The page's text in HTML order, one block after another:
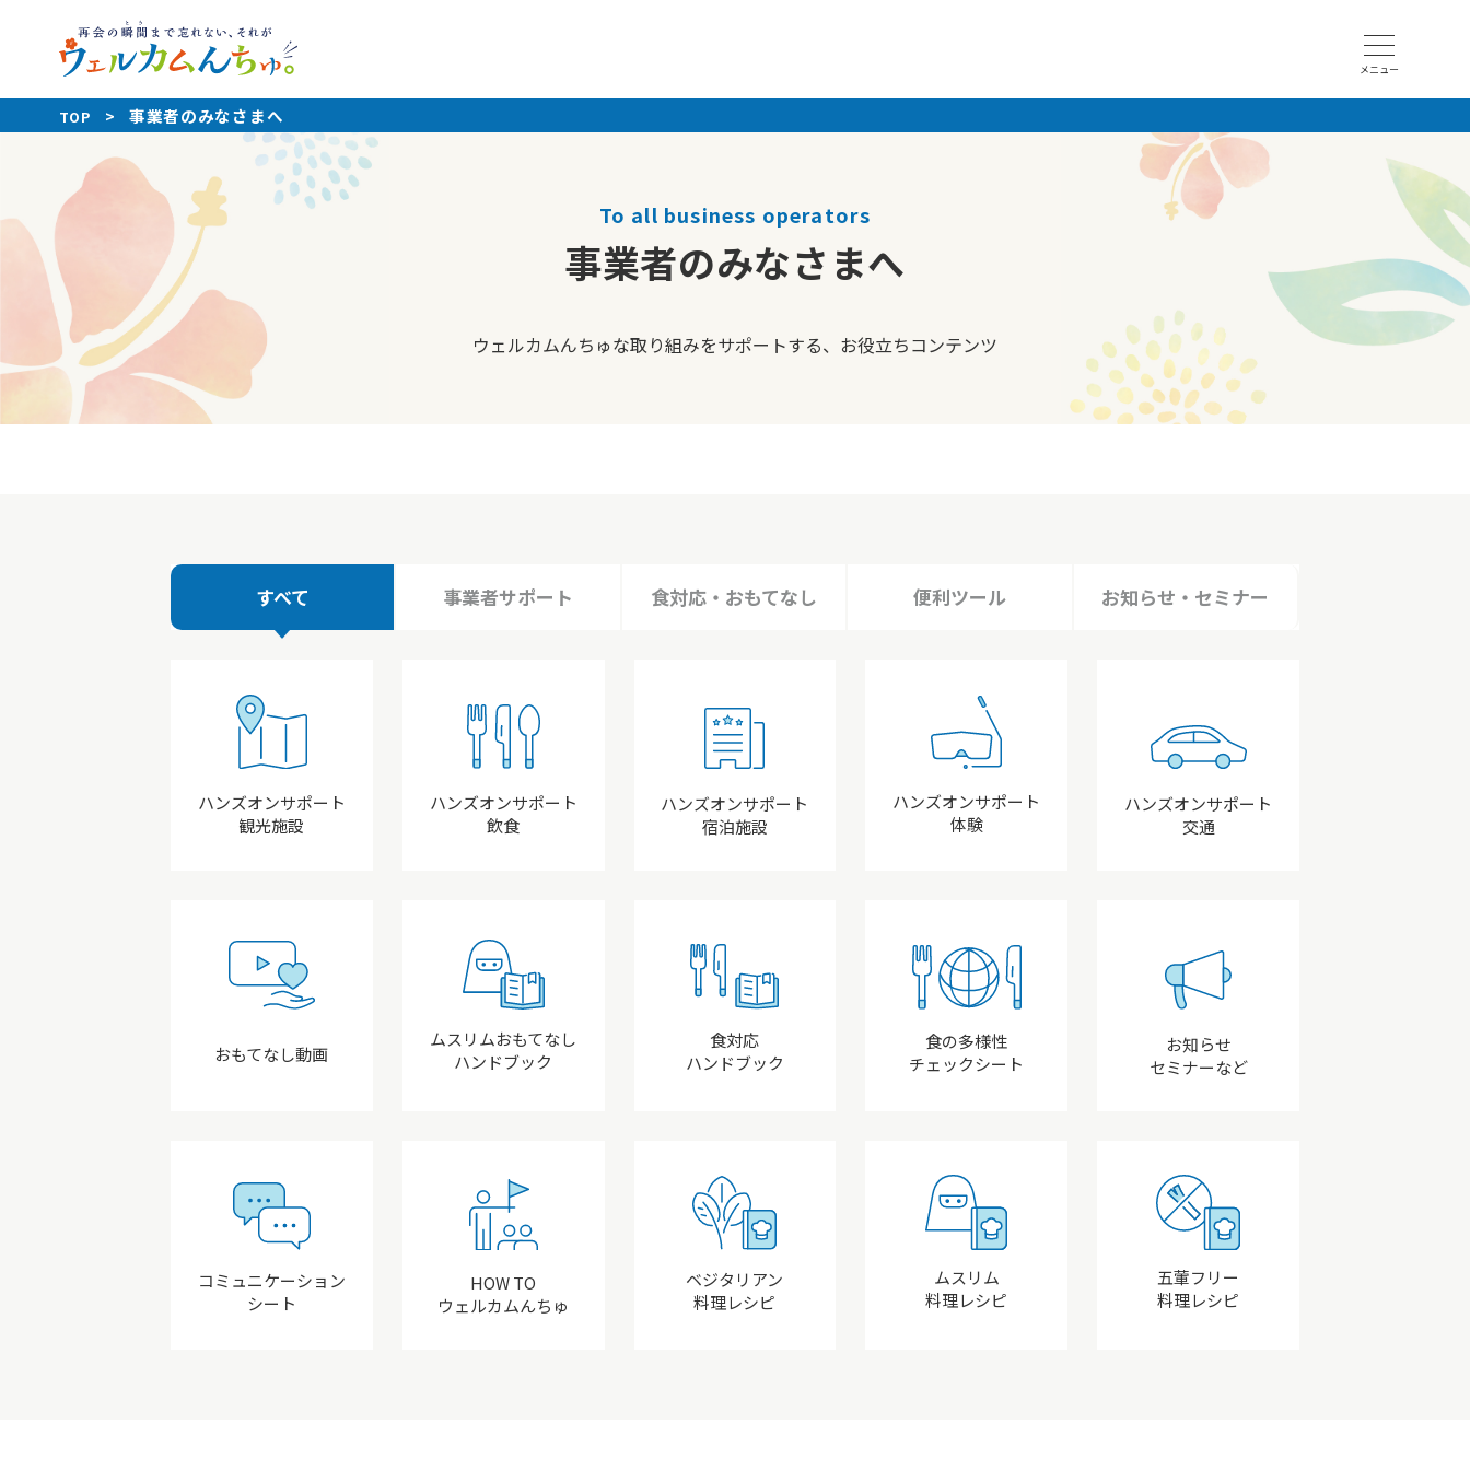
メニュー
TOP > 事業者のみなさまへ
To all business operators
事業者のみなさまへ
ウェルカムんちゅな取り組みをサポートする、 お役立ちコンテンツ
すべて 事業者サポート 食対応・ おもてなし 便利ツール お知らせ・ セミナー
ハンズオンサポート
観光施設
ハンズオンサポート
飲食
ハンズオンサポート
宿泊施設
ハンズオンサポート
体験
ハンズオンサポート
交通
おもてなし動画
ムスリムおもてなし
ハンドブック
食対応
ハンドブック
食の多様性
チェックシート
お知らせ
セミナーなど
コミュニケーション
シート
HOW TO
ウェルカムんちゅ
ベジタリアン
料理レシピ
ムスリム
料理レシピ
五葷フリー
料理レシピ